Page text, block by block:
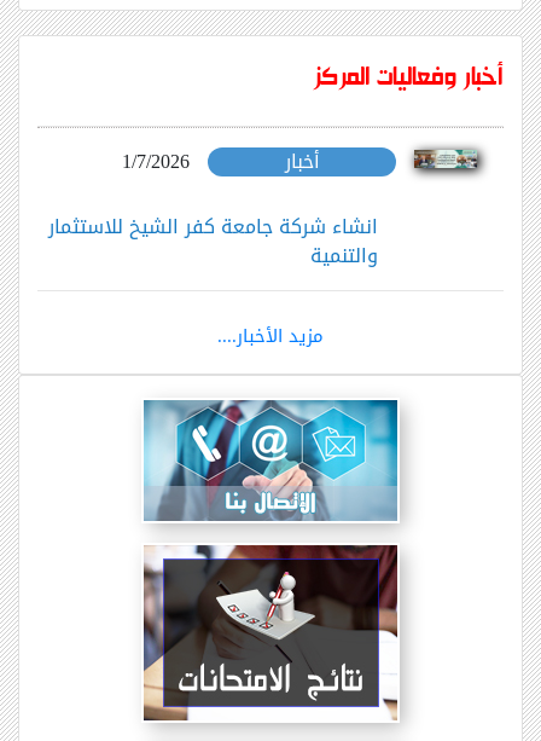
أخبار وفعاليات المركز
أخبار
1/7/2026
انشاء شركة جامعة كفر الشيخ للاستثمار
والتنمية
مزيد الأخبار....